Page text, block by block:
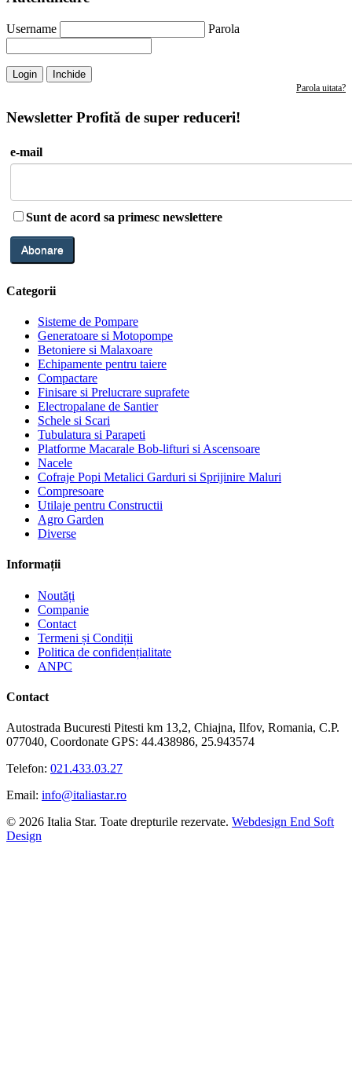
Username Parola
Login Inchide
Parola uitata?
Newsletter Profită de super reduceri!
e-mail
Sunt de acord sa primesc newslettere
Categorii
Sisteme de Pompare
Generatoare si Motopompe
Betoniere si Malaxoare
Echipamente pentru taiere
Compactare
Finisare si Prelucrare suprafete
Electropalane de Santier
Schele si Scari
Tubulatura si Parapeti
Platforme Macarale Bob-lifturi si Ascensoare
Nacele
Cofraje Popi Metalici Garduri si Sprijinire Maluri
Compresoare
Utilaje pentru Constructii
Agro Garden
Diverse
Informații
Noutăți
Companie
Contact
Termeni și Condiții
Politica de confidențialitate
ANPC
Contact
Autostrada Bucuresti Pitesti km 13,2, Chiajna, Ilfov, Romania, C.P.
077040, Coordonate GPS: 44.438986, 25.943574
Telefon: 021.433.03.27
Email: info@italiastar.ro
© 2026 Italia Star. Toate drepturile rezervate. Webdesign End Soft
Design